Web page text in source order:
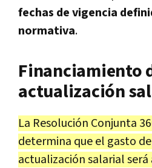
fechas de vigencia
normativa.
Financiamiento
actualización
La Resolución Conjunta
determina que el gasto
actualización salarial